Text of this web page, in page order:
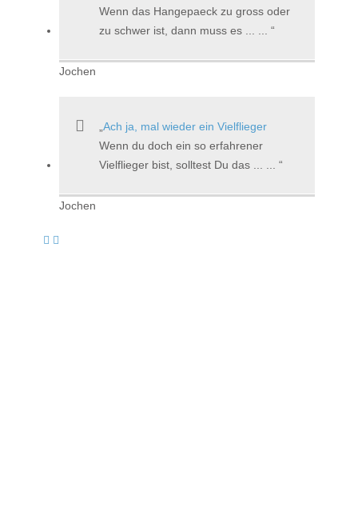
Wenn das Hangepaeck zu gross oder
zu schwer ist, dann muss es ... ...
Jochen
Ach ja, mal wieder ein Vielflieger
Wenn du doch ein so erfahrener
Vielflieger bist, solltest Du das ... ...
Jochen